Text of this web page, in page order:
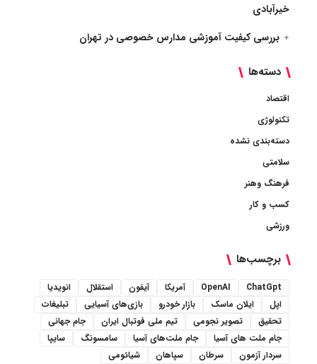
خیرآبادی
بررسی کیفیت آموزشی مدارس خصوصی در تهران
دسته‌ها
اقتصاد
تکنولوژی
دسته‌بندی نشده
سلامتی
فرهنگ وهنر
کسب و کار
ورزشی
برچسب‌ها
ChatGpt
OpenAI آمریکا آیفون استقلال
انویدیا
اپل
ایلان ماسک بازار خودرو بازی‌های آسیایی
تبلیغات
تحقیق
تصویر نجومی تیم ملی فوتبال ایران
جام جهانی
جام ملت های آسیا
جام ملت‌های آسیا سامسونگ
سایپا
سردار آزمون
سرطان سپاهان
شیائومی